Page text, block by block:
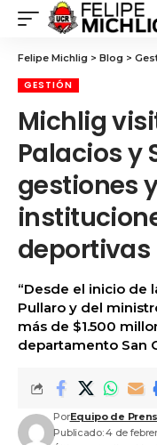
Felipe Michlig > Blog >
GESTIÓN
Michlig
Palacios y
gestiones
deportivas
“Desde el inicio de
Pullaro y del
más de $1.500
departamento San
PorEquipo de
Publicado: 4 de